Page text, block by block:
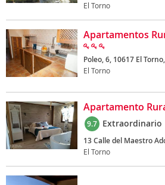
El Torno
Apartamentos
Poleo, 6, 10617 El
El Torno
Apartamento
9.7 Extraordinario
13 Calle del Maestro
El Torno